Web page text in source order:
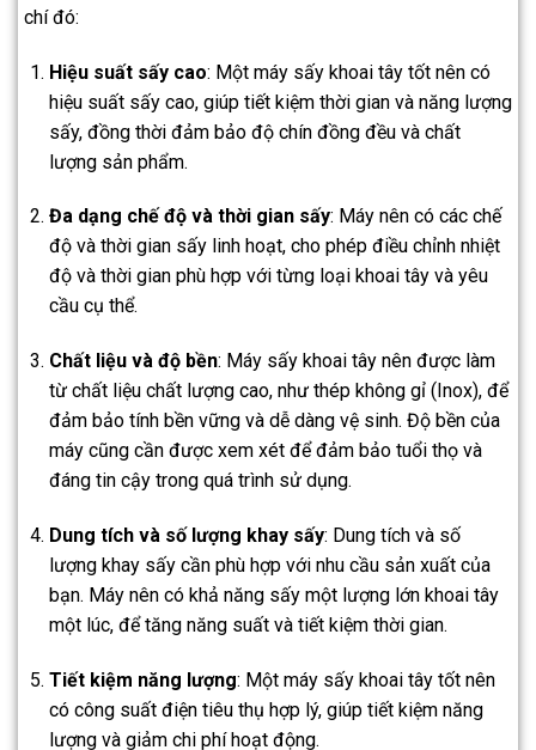
chí đó:
Hiệu suất sấy cao: Một máy sấy khoai tây tốt nên có
hiệu suất sấy cao, giúp tiết kiệm thời gian và năng lượng
sấy, đồng thời đảm bảo độ chín đồng đều và chất
lượng sản phẩm.
Đa dạng chế độ và thời gian sấy: Máy nên có các chế
độ và thời gian sấy linh hoạt, cho phép điều chỉnh nhiệt
độ và thời gian phù hợp với từng loại khoai tây và yêu
cầu cụ thể.
Chất liệu và độ bền: Máy sấy khoai tây nên được làm
từ chất liệu chất lượng cao, như thép không gỉ (Inox), để
đảm bảo tính bền vững và dễ dàng vệ sinh. Độ bền của
máy cũng cần được xem xét để đảm bảo tuổi thọ và
đáng tin cậy trong quá trình sử dụng.
Dung tích và số lượng khay sấy: Dung tích và số
lượng khay sấy cần phù hợp với nhu cầu sản xuất của
bạn. Máy nên có khả năng sấy một lượng lớn khoai tây
một lúc, để tăng năng suất và tiết kiệm thời gian.
Tiết kiệm năng lượng: Một máy sấy khoai tây tốt nên
có công suất điện tiêu thụ hợp lý, giúp tiết kiệm năng
lượng và giảm chi phí hoạt động.